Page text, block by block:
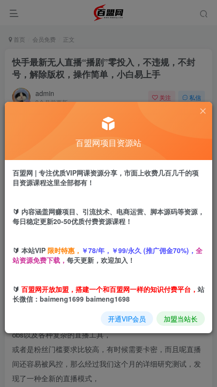
首页 会员免费 正文
快手最新无人直播“播剧”零投入，不违规，不封
号，解除版权，操作简单，小白易上手
admin
9个月前更新
关注 私信
盟币 9.9
立即购买
相信大家或多或少肯定都接触过无人播剧这个项目，那么他
们以往的要求都是比较高的，不是要用到电脑，就是要用到
obs以及各种复杂的直播工具，
或者是粉丝门槛要求比较高，有时候需要卡密，而且呢直播
间还容易被风控，那么经过我们这个月的详细研究测试，发
现了一种全新的直播模式，
百盟网项目资源站
百盟网 | 专注优质VIP网课资源分享，市面上收费几百几千的项
目资源课程这里全部都有！
🔰 内容涵盖网赚项目、引流技术、电商运营、脚本源码等资源，
每日稳定更新20-50优质付费资源课程！
🔰 本站VIP 限时特惠， ￥78/年，￥99/永久 (推广佣金70%)， 全
站资源免费下载， 每天更新，欢迎加入！
🔰 百盟网开放加盟，搭建一个和百盟网一样的知识付费平台， 站
长微信：baimeng1699 baimeng1698
开通VIP会员 加盟当站长